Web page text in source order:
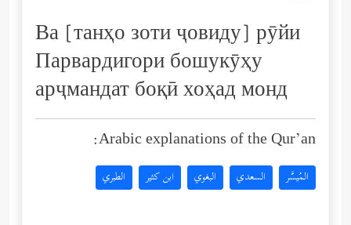
Ва [танҳо зоти ҷовиду] рӯйи
Парвардигори бошукӯҳу
арҷмандат боқӣ хоҳад монд
Arabic explanations of the Qur’an:
المُيسَّر السعدي البغوي ابن كثير الطبري